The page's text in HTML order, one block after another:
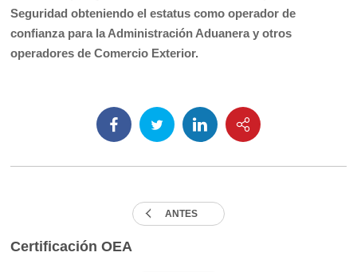
Seguridad obteniendo el estatus como operador de
confianza para la Administración Aduanera y otros
operadores de Comercio Exterior.
ANTES
Certificación OEA